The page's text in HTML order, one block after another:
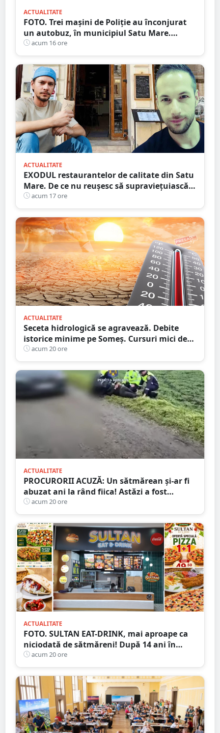
ACTUALITATE
FOTO. Trei mașini de Poliție au înconjurat
un autobuz, în municipiul Satu Mare.
Ambulanța, la fața locului
acum 16 ore
ACTUALITATE
EXODUL restaurantelor de calitate din Satu
Mare. De ce nu reușesc să supraviețuiască
localurile cu adevărat speciale?
acum 17 ore
ACTUALITATE
Seceta hidrologică se agravează. Debite
istorice minime pe Someș. Cursuri mici de
ape au secat
acum 20 ore
ACTUALITATE
PROCURORII ACUZĂ: Un sătmărean și-ar fi
abuzat ani la rând fiica! Astăzi a fost
arestat!
acum 20 ore
ACTUALITATE
FOTO. SULTAN EAT-DRINK, mai aproape ca
niciodată de sătmăreni! După 14 ani în
Micro 17, și-a deschis porțile în Shopping
City Satu Mare
acum 20 ore